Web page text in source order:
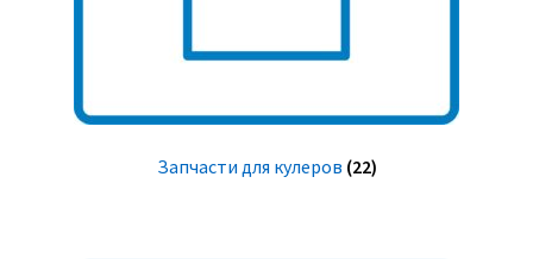
Запчасти для кулеров (22)